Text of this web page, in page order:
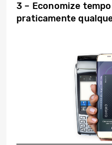
3 – Economize
praticamente